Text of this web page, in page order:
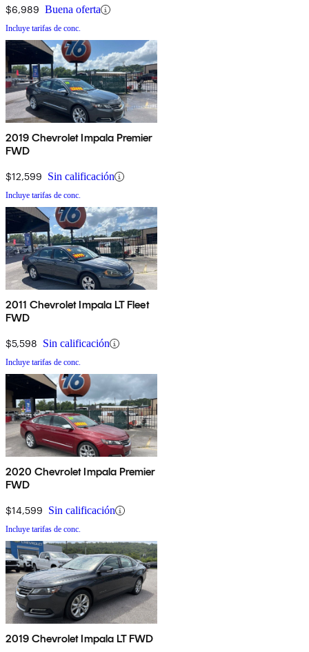
$6,989 Buena oferta
Incluye tarifas de conc.
2019 Chevrolet Impala Premier
FWD
$12,599 Sin calificación
Incluye tarifas de conc.
2011 Chevrolet Impala LT Fleet
FWD
$5,598 Sin calificación
Incluye tarifas de conc.
2020 Chevrolet Impala Premier
FWD
$14,599 Sin calificación
Incluye tarifas de conc.
2019 Chevrolet Impala LT FWD